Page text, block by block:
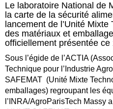
Le laboratoire National de
la carte de la sécurité
lancement de l’Unité
des matériaux et
officiellement présentée ce
Sous l’égide de l’ACTIA
Technique pour l’Industrie
SAFEMAT (Unité Mixte
emballages) regroupant les
l’INRA/AgroParisTech Massy